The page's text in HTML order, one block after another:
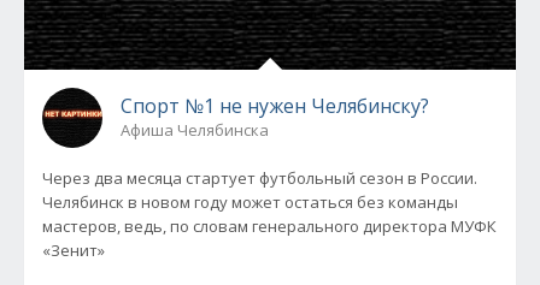
Спорт №1 не нужен Челябинску?
Афиша Челябинска
Через два месяца стартует футбольный сезон в России.
Челябинск в новом году может остаться без команды
мастеров, ведь, по словам генерального директора МУФК
«Зенит»